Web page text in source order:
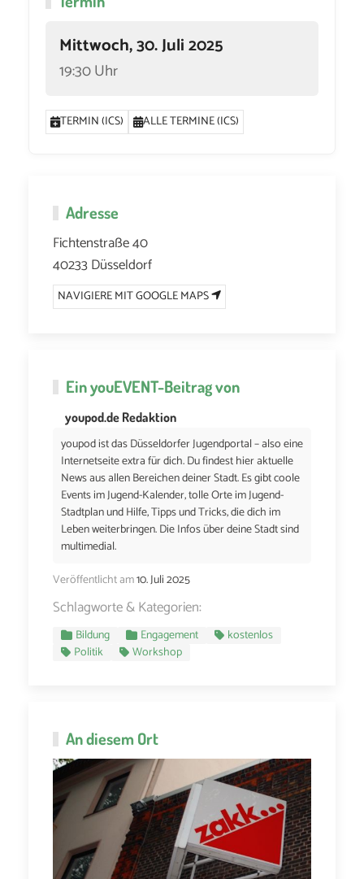
Mittwoch, 30. Juli 2025
19:30 Uhr
TERMIN (ICS) ALLE TERMINE (ICS)
Adresse
Fichtenstraße 40
40233 Düsseldorf
NAVIGIERE MIT GOOGLE MAPS
EinyouEVENT-Beitrag von
youpod.de Redaktion
youpod ist das Düsseldorfer Jugendportal – also eine
Internetseite extra für dich. Du findest hier aktuelle
News aus allen Bereichen deiner Stadt. Es gibt coole
Events im Jugend-Kalender, tolle Orte im Jugend-
Stadtplan und Hilfe, Tipps und Tricks, die dich im
Leben weiterbringen. Die Infos über deine Stadt sind
multimedial.
Veröffentlicht am10. Juli 2025
Schlagworte & Kategorien:
Bildung Engagement
kostenlos
Politik
Workshop
An diesem Ort